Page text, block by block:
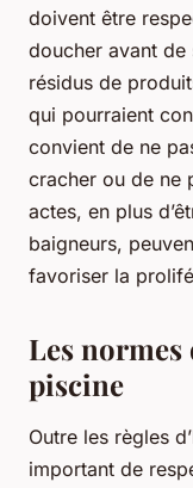
doivent être
doucher avant
résidus de
qui pourraient
convient de ne
cracher ou de ne
actes, en plus
baigneurs,
favoriser la
Les
piscine
Outre les règles
important de